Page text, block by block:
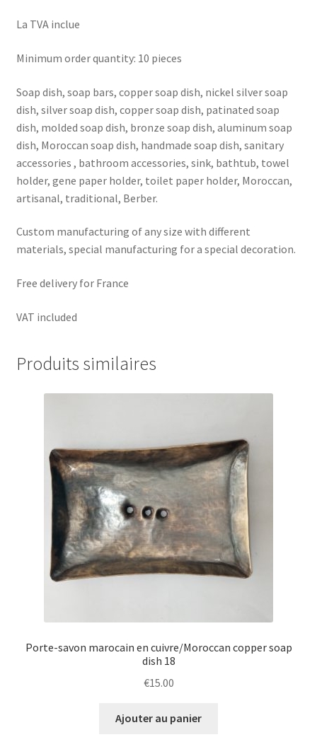
La TVA inclue
Minimum order quantity: 10 pieces
Soap dish, soap bars, copper soap dish, nickel silver soap
dish, silver soap dish, copper soap dish, patinated soap
dish, molded soap dish, bronze soap dish, aluminum soap
dish, Moroccan soap dish, handmade soap dish, sanitary
accessories , bathroom accessories, sink, bathtub, towel
holder, gene paper holder, toilet paper holder, Moroccan,
artisanal, traditional, Berber.
Custom manufacturing of any size with different
materials, special manufacturing for a special decoration.
Free delivery for France
VAT included
Produits similaires
Porte-savon marocain en cuivre/Moroccan copper soap
dish 18
€15.00
Ajouter au panier